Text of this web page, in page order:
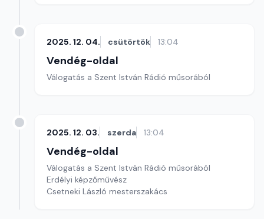
2025. 12. 04. csütörtök 13:04
Vendég-oldal
Válogatás a Szent István Rádió műsorából
2025. 12. 03. szerda 13:04
Vendég-oldal
Válogatás a Szent István Rádió műsorából
Erdélyi képzőművész
Csetneki László mesterszakács